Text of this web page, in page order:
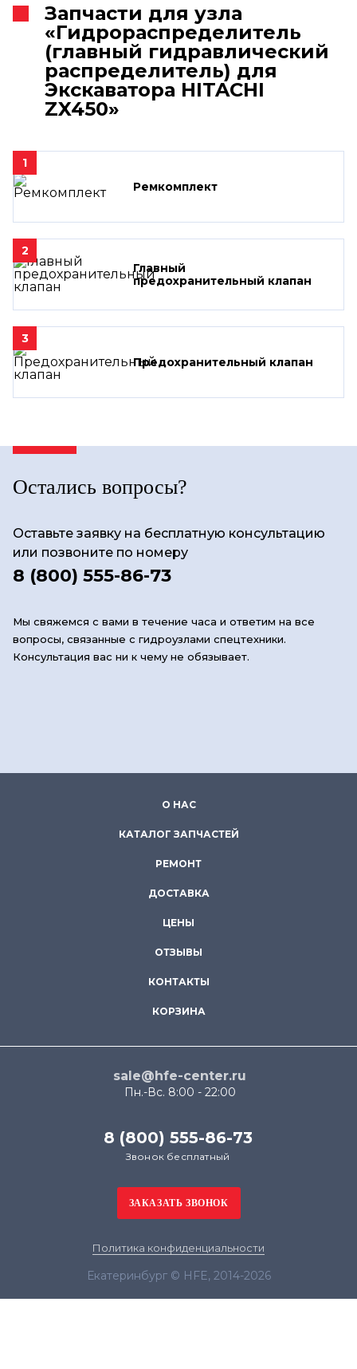
Запчасти для узла
«Гидрораспределитель
(главный гидравлический
распределитель) для
Экскаватора HITACHI
ZX450»
1
Ремкомплект
2
Главный
предохранительный клапан
3
Предохранительный клапан
Остались вопросы?
Оставьте заявку на бесплатную консультацию
или позвоните по номеру
8 (800) 555-86-73
Мы свяжемся с вами в течение часа и ответим на все
вопросы, связанные с гидроузлами спецтехники.
Консультация вас ни к чему не обязывает.
О НАС
КАТАЛОГ ЗАПЧАСТЕЙ
РЕМОНТ
ДОСТАВКА
ЦЕНЫ
ОТЗЫВЫ
КОНТАКТЫ
КОРЗИНА
sale@hfe-center.ru
Пн.-Вс. 8:00 - 22:00
8 (800) 555-86-73
Звонок бесплатный
Политика конфиденциальности
Екатеринбург © HFE, 2014-2026